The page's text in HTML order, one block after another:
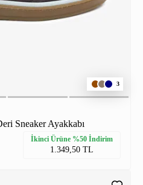
3
Sneaker Ayakkabı
İkinci Ürüne %50 İndirim
1.349,50 TL